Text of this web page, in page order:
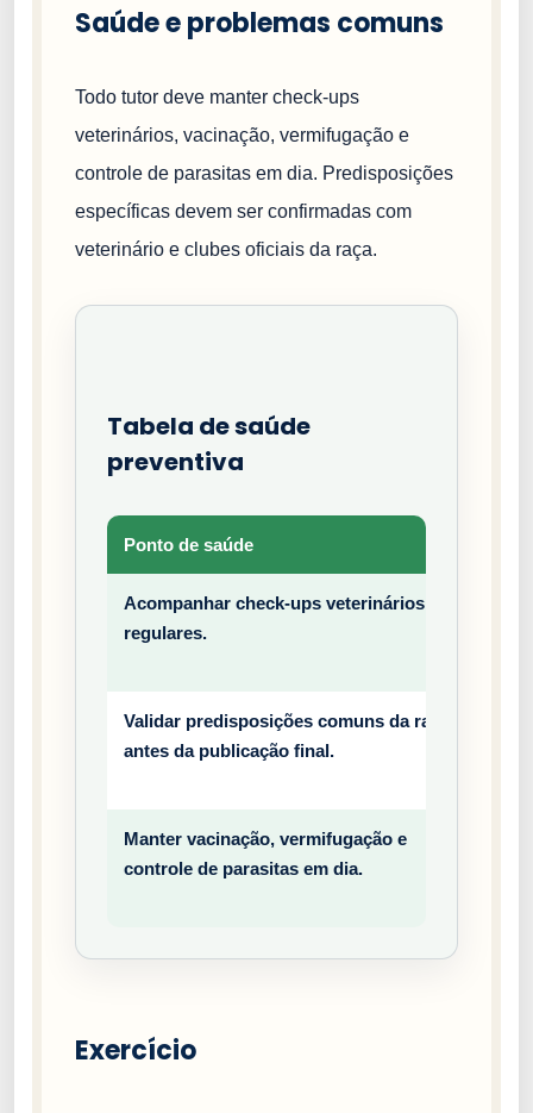
Saúde e problemas comuns
Todo tutor deve manter check-ups
veterinários, vacinação, vermifugação e
controle de parasitas em dia. Predisposições
específicas devem ser confirmadas com
veterinário e clubes oficiais da raça.
Tabela de saúde
preventiva
Ponto de saúde
Acompanhar check-ups veterinários
regulares.
Validar predisposições comuns da raça
antes da publicação final.
Manter vacinação, vermifugação e
controle de parasitas em dia.
Exercício